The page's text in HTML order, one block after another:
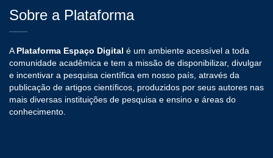
Sobre a Plataforma
A Plataforma Espaço Digital é um ambiente acessível a toda
comunidade acadêmica e tem a missão de disponibilizar, divulgar
e incentivar a pesquisa científica em nosso país, através da
publicação de artigos científicos, produzidos por seus autores nas
mais diversas instituições de pesquisa e ensino e áreas do
conhecimento.